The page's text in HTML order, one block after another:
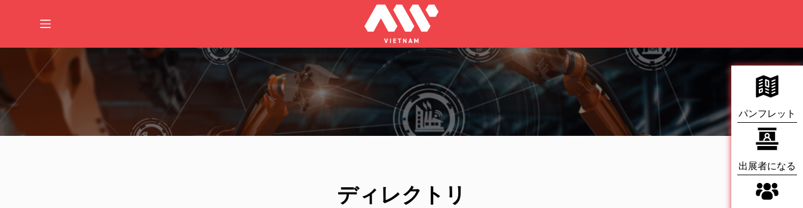
テ
ス
ッ
ディレクトリ
パンフレット
出展者になる